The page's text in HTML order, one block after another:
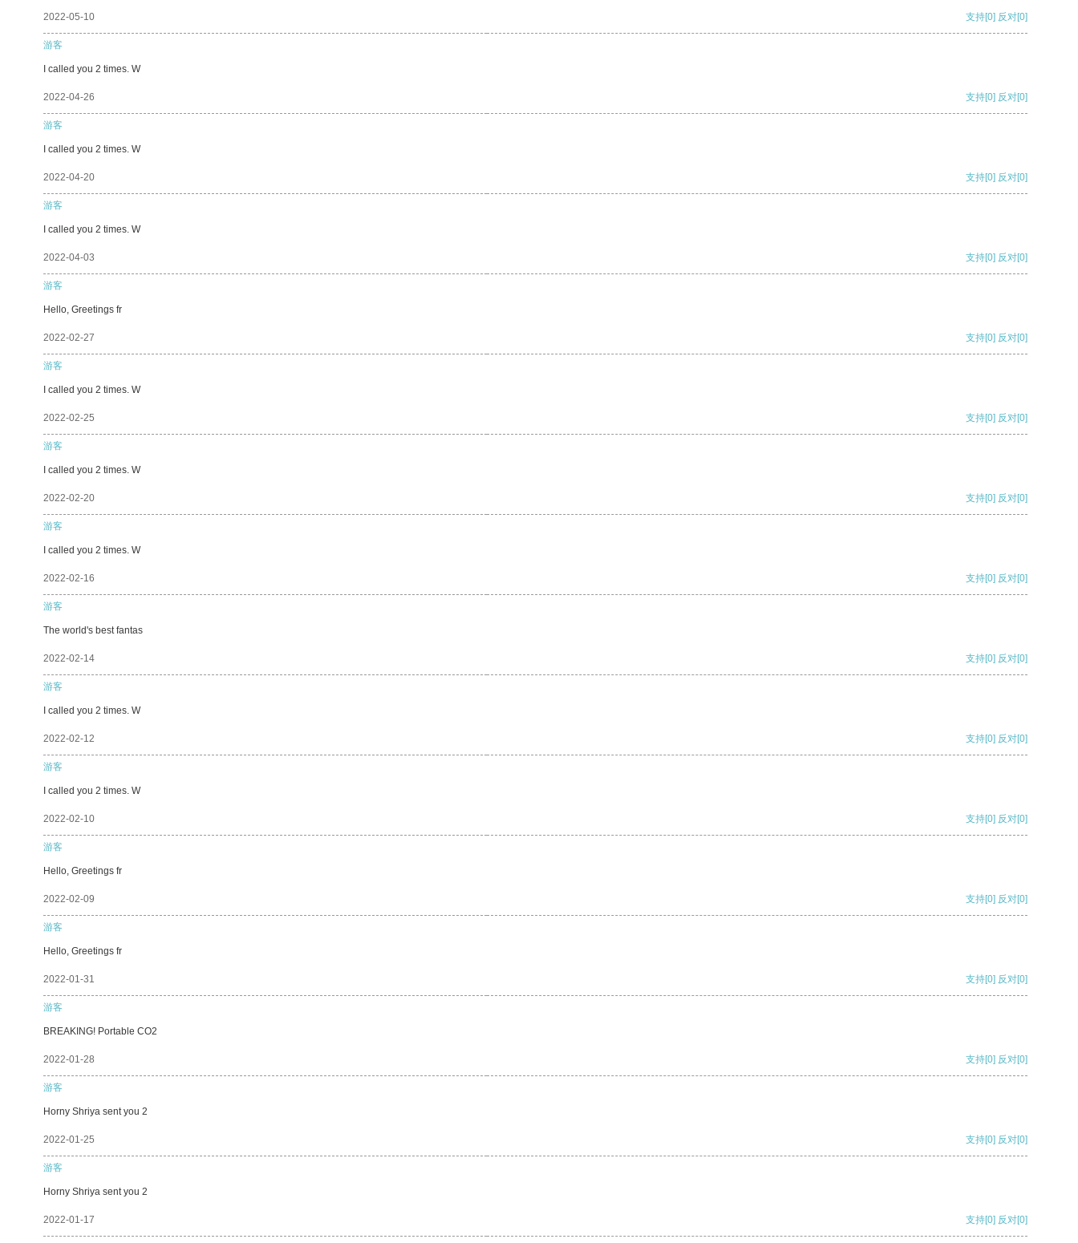
2022-05-10 支持[0] 反对[0]
游客
I called you 2 times. W
2022-04-26 支持[0] 反对[0]
游客
I called you 2 times. W
2022-04-20 支持[0] 反对[0]
游客
I called you 2 times. W
2022-04-03 支持[0] 反对[0]
游客
Hello, Greetings fr
2022-02-27 支持[0] 反对[0]
游客
I called you 2 times. W
2022-02-25 支持[0] 反对[0]
游客
I called you 2 times. W
2022-02-20 支持[0] 反对[0]
游客
I called you 2 times. W
2022-02-16 支持[0] 反对[0]
游客
The world's best fantas
2022-02-14 支持[0] 反对[0]
游客
I called you 2 times. W
2022-02-12 支持[0] 反对[0]
游客
I called you 2 times. W
2022-02-10 支持[0] 反对[0]
游客
Hello, Greetings fr
2022-02-09 支持[0] 反对[0]
游客
Hello, Greetings fr
2022-01-31 支持[0] 反对[0]
游客
BREAKING! Portable CO2
2022-01-28 支持[0] 反对[0]
游客
Horny Shriya sent you 2
2022-01-25 支持[0] 反对[0]
游客
Horny Shriya sent you 2
2022-01-17 支持[0] 反对[0]